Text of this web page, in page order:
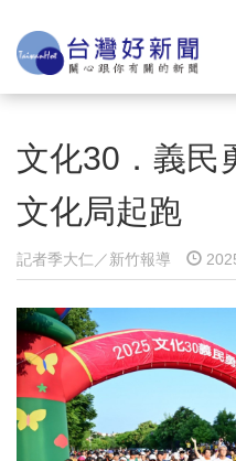
文化30．義
文化局起跑
記者季大仁／新竹報導